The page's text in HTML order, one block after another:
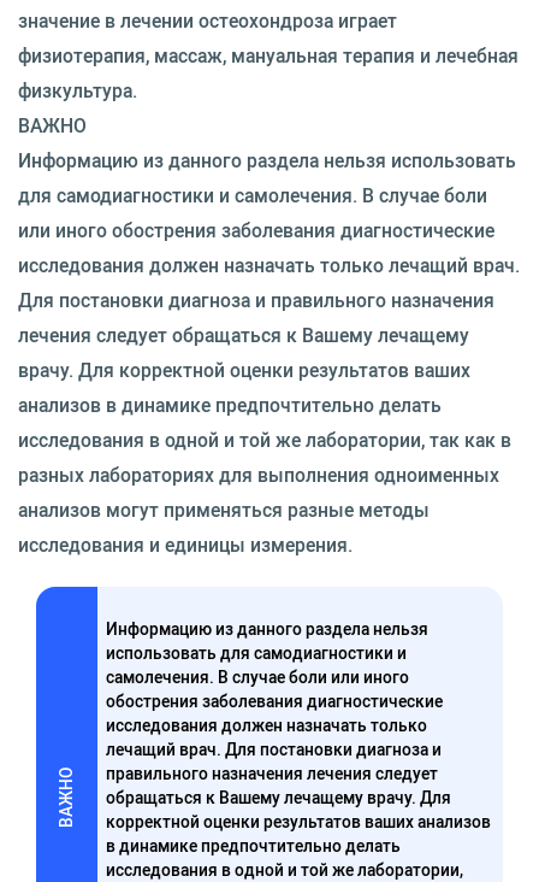
значение в лечении остеохондроза играет
физиотерапия, массаж, мануальная терапия и лечебная
физкультура.
ВАЖНО
Информацию из данного раздела нельзя использовать
для самодиагностики и самолечения. В случае боли
или иного обострения заболевания диагностические
исследования должен назначать только лечащий врач.
Для постановки диагноза и правильного назначения
лечения следует обращаться к Вашему лечащему
врачу. Для корректной оценки результатов ваших
анализов в динамике предпочтительно делать
исследования в одной и той же лаборатории, так как в
разных лабораториях для выполнения одноименных
анализов могут применяться разные методы
исследования и единицы измерения.
ВАЖНО
Информацию из данного раздела нельзя
использовать для самодиагностики и
самолечения. В случае боли или иного
обострения заболевания диагностические
исследования должен назначать только
лечащий врач. Для постановки диагноза и
правильного назначения лечения следует
обращаться к Вашему лечащему врачу. Для
корректной оценки результатов ваших анализов
в динамике предпочтительно делать
исследования в одной и той же лаборатории,